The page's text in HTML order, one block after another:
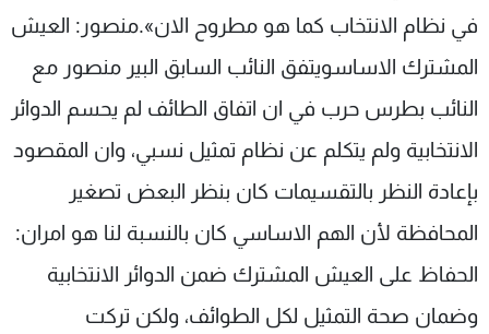
في نظام الانتخاب كما هو مطروح الان».منصور: العيش
المشترك الاساسويتفق النائب السابق البير منصور مع
النائب بطرس حرب في ان اتفاق الطائف لم يحسم الدوائر
الانتخابية ولم يتكلم عن نظام تمثيل نسبي، وان المقصود
بإعادة النظر بالتقسيمات كان بنظر البعض تصغير
المحافظة لأن الهم الاساسي كان بالنسبة لنا هو امران:
الحفاظ على العيش المشترك ضمن الدوائر الانتخابية
وضمان صحة التمثيل لكل الطوائف، ولكن تركت